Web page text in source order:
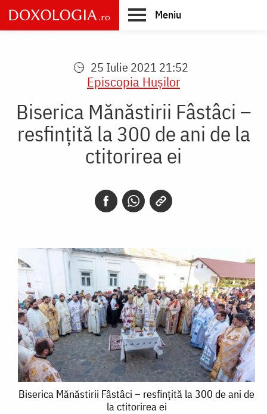
Skip
to
main
Meniu
25 Iulie 2021 21:52
Episcopia Huşilor
Biserica Mănăstirii Fâstâci –
resfințită la 300 de ani de la
ctitorirea ei
Biserica
Biserica Mănăstirii Fâstâci – resfințită la 300 de ani de
la ctitorirea ei